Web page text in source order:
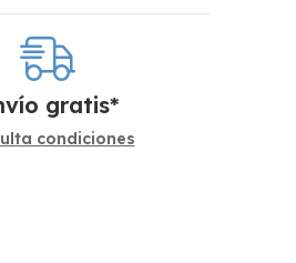
gratis*
condiciones